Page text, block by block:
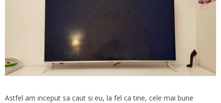
Astfel am inceput sa caut si eu, la fel ca tine, cele mai bune